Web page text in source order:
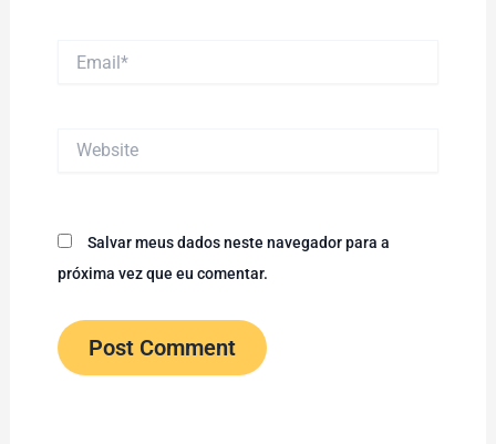
Salvar meus dados neste navegador para a
próxima vez que eu comentar.